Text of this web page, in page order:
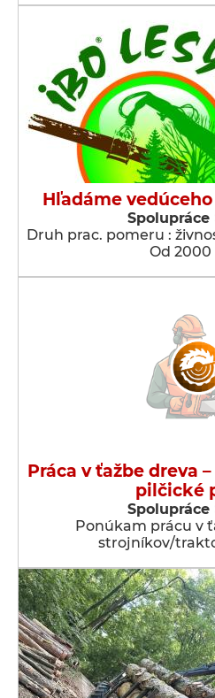
Hľadáme
Spolupráce
Druh prac. pomeru :
Od 2000
Práca v ťažbe dreva
pilčické
Spolupráce
Ponúkam prácu v
strojníkov/